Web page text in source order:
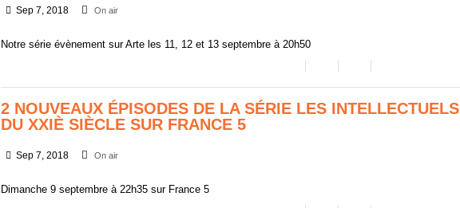
Sep 7, 2018 On air
Notre série évènement sur Arte les 11, 12 et 13 septembre à 20h50
2 NOUVEAUX ÉPISODES DE LA SÉRIE LES INTELLECTUELS
DU XXIÈ SIÈCLE SUR FRANCE 5
Sep 7, 2018 On air
Dimanche 9 septembre à 22h35 sur France 5